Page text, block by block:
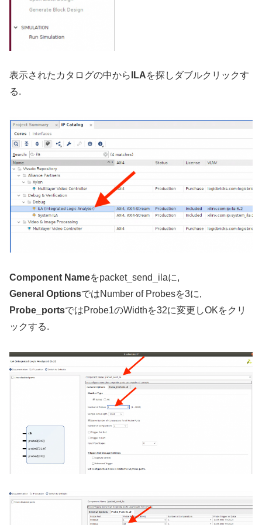
表示されたカタログの中から ILAを探しダブルクリックす
る.
Component Nameをpacket_send_ilaに,
General OptionsではNumber of Probesを3に,
Probe_portsではProbe1のWidthを32に変更しOKをクリ
ックする.